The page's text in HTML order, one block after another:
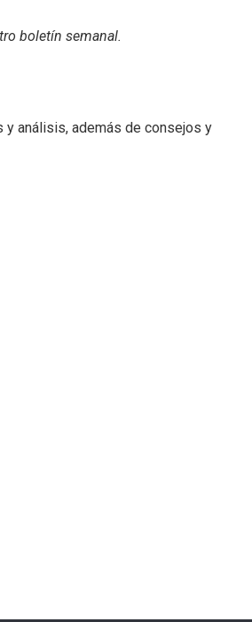
boletín semanal.
y análisis, además de consejos y